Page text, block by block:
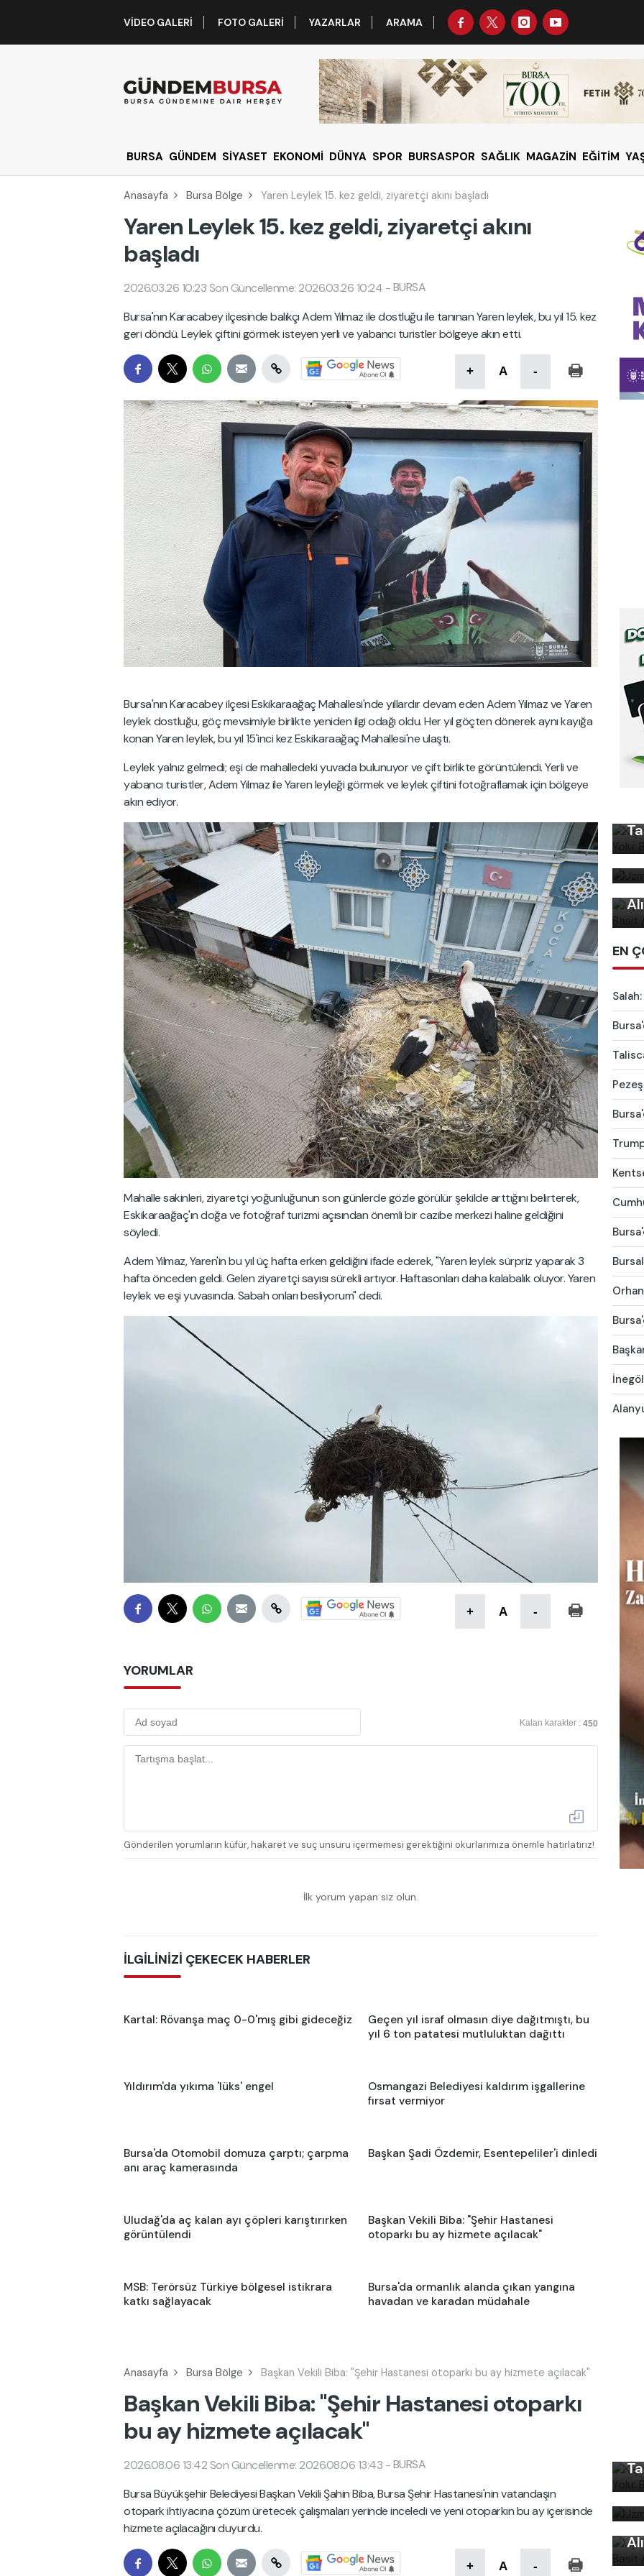
VIDEO GALERI FOTO GALERI YAZARLAR ARAMA
BURSA GÜNDEM SİYASET EKONOMİ DÜNYA SPOR BURSASPOR SAĞLIK MAGAZİN EĞİTİM
Anasayfa Bursa Bölge Yaren Leylek 15. kez geldi, ziyaretçi akını başladı
Yaren Leylek 15. kez geldi, ziyaretçi akını
başladı
2026.03.26 10:23 Son Güncellenme: 2026.03.26 10:24 -BURSA
Bursa'nın Karacabey ilçesinde balıkçı Adem Yılmaz ile dostluğu ile tanınan Yaren leylek, bu yıl 15. kez
geri döndü. Leylek çiftini görmek isteyen yerli ve yabancı turistler bölgeye akın etti.
+ A -
Bursa'nın Karacabey ilçesi Eskikaraağaç Mahallesi'nde yıllardır devam eden Adem Yılmaz ve Yaren
leylek dostluğu, göç mevsimiyle birlikte yeniden ilgi odağı oldu. Her yıl göçten dönerek aynı kayığa
konan Yaren leylek, bu yıl 15'inci kez Eskikaraağaç Mahallesi'ne ulaştı.
Leylek yalnız gelmedi; eşi de mahalledeki yuvada bulunuyor ve çift birlikte görüntülendi. Yerli ve
yabancı turistler, Adem Yılmaz ile Yaren leyleği görmek ve leylek çiftini fotoğraflamak için bölgeye
akın ediyor.
Mahalle sakinleri, ziyaretçi yoğunluğunun son günlerde gözle görülür şekilde arttığını belirterek,
Eskikaraağaç'ın doğa ve fotoğraf turizmi açısından önemli bir cazibe merkezi haline geldiğini
söyledi.
Adem Yılmaz, Yaren'in bu yıl üç hafta erken geldiğini ifade ederek, "Yaren leylek sürpriz yaparak 3
hafta önceden geldi. Gelen ziyaretçi sayısı sürekli artıyor. Haftasonları daha kalabalık oluyor. Yaren
leylek ve eşi yuvasında. Sabah onları besliyorum" dedi.
+ A -
YORUMLAR
Kalan karakter : 450
Gönderilen yorumların küfür, hakaret ve suç unsuru içermemesi gerektiğini okurlarımıza önemle hatırlatırız!
İlk yorum yapan siz olun.
İLGİLİNİZİ ÇEKECEK HABERLER
Kartal: Rövanşa maç 0-0'mış gibi gideceğiz
Geçen yıl israf olmasın diye dağıtmıştı, bu
yıl 6 ton patatesi mutluluktan dağıttı
Yıldırım'da yıkıma 'lüks' engel
Osmangazi Belediyesi kaldırım işgallerine
fırsat vermiyor
Bursa'da Otomobil domuza çarptı; çarpma
anı araç kamerasında
Başkan Şadi Özdemir, Esentepeliler'i dinledi
Uludağ'da aç kalan ayı çöpleri karıştırırken
görüntülendi
Başkan Vekili Biba: "Şehir Hastanesi
otoparkı bu ay hizmete açılacak"
MSB: Terörsüz Türkiye bölgesel istikrara
katkı sağlayacak
Bursa'da ormanlık alanda çıkan yangına
havadan ve karadan müdahale
EN
Anasayfa Bursa Bölge Başkan Vekili Biba: "Şehir Hastanesi otoparkı bu ay hizmete açılacak"
Başkan Vekili Biba: "Şehir Hastanesi otoparkı
bu ay hizmete açılacak"
2026.08.06 13:42 Son Güncellenme: 2026.08.06 13:43 -BURSA
Bursa Büyükşehir Belediyesi Başkan Vekili Şahin Biba, Bursa Şehir Hastanesi'nin vatandaşın
otopark ihtiyacına çözüm üretecek çalışmaları yerinde inceledi ve yeni otoparkın bu ay içerisinde
hizmete açılacağını duyurdu.
+ A -